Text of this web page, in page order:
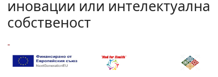
иновации или интелектуална
собственост
-